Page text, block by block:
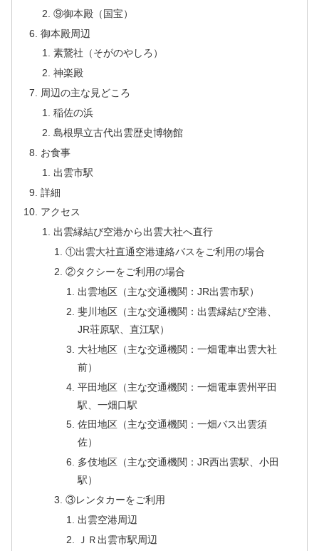
⑨御本殿（国宝）
御本殿周辺
素鵞社（そがのやしろ）
神楽殿
周辺の主な見どころ
稲佐の浜
島根県立古代出雲歴史博物館
お食事
出雲市駅
詳細
アクセス
出雲縁結び空港から出雲大社へ直行
①出雲大社直通空港連絡バスをご利用の場合
②タクシーをご利用の場合
出雲地区（主な交通機関：JR出雲市駅）
斐川地区（主な交通機関：出雲縁結び空港、
JR荘原駅、直江駅）
大社地区（主な交通機関：一畑電車出雲大社
前）
平田地区（主な交通機関：一畑電車雲州平田
駅、一畑口駅
佐田地区（主な交通機関：一畑バス出雲須
佐）
多伎地区（主な交通機関：JR西出雲駅、小田
駅）
③レンタカーをご利用
出雲空港周辺
ＪＲ出雲市駅周辺